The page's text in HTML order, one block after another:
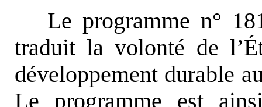
Le programme n°
traduit la volonté de
développement durable
Le programme est